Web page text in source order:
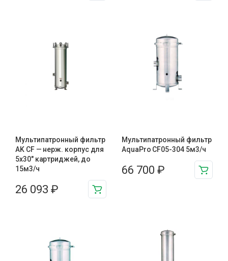
Мультипатронный фильтр
AK CF — нерж. корпус для
5х30″ картриджей, до
15м3/ч
26 093 ₽
Мультипатронный фильтр
AquaPro CF05-304 5м3/ч
66 700 ₽